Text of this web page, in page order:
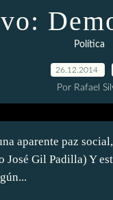
Política
26.12.2014
Por Rafael
aparente paz
Gil Padilla) Y